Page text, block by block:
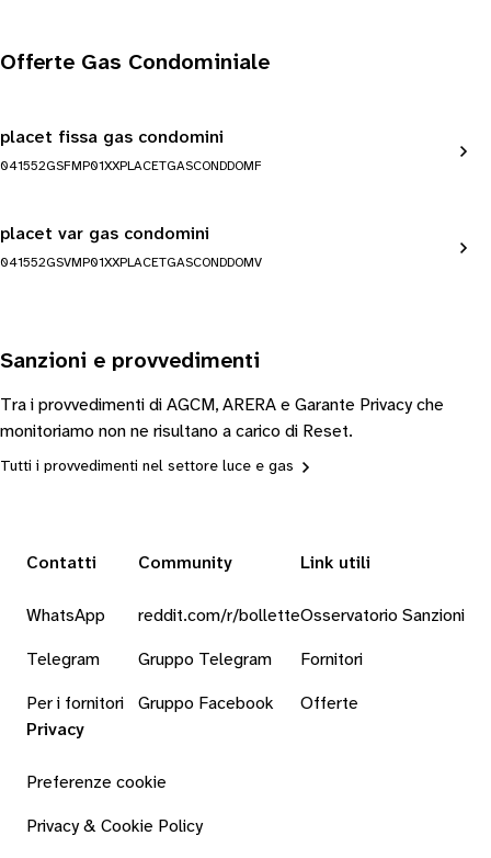
Offerte Gas Condominiale
placet fissa gas condomini
041552GSFMP01XXPLACETGASCONDDOMF
placet var gas condomini
041552GSVMP01XXPLACETGASCONDDOMV
Sanzioni e provvedimenti
Tra i provvedimenti di AGCM, ARERA e Garante Privacy che
monitoriamo non ne risultano a carico di Reset.
Tutti i provvedimenti nel settore luce e gas
Contatti
WhatsApp
Telegram
Per i fornitori
Community
reddit.com/r/bollette
Gruppo Telegram
Gruppo Facebook
Link utili
Osservatorio Sanzioni
Fornitori
Offerte
Privacy
Preferenze cookie
Privacy & Cookie Policy